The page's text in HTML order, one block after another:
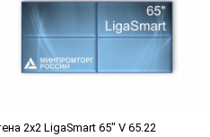
2x2 LigaSmart 65" V 65.22